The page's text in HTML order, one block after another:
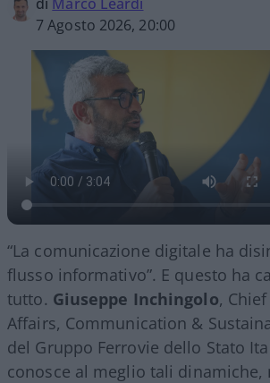
7 Agosto 2026, 20:00
“La comunicazione digitale ha
flusso informativo”. E questo ha
tutto. Giuseppe Inchingolo,
Affairs, Communication &
del Gruppo Ferrovie dello Stato
conosce al meglio tali dinamiche,